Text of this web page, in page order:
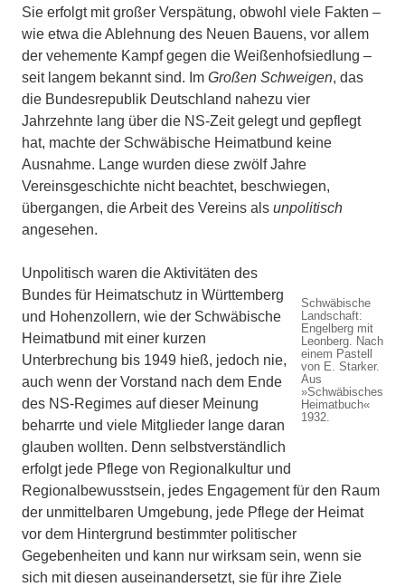
Sie erfolgt mit großer Verspätung, obwohl viele Fakten –
wie etwa die Ablehnung des Neuen Bauens, vor allem
der vehemente Kampf gegen die Weißenhofsiedlung –
seit langem bekannt sind. Im Großen Schweigen, das
die Bundesrepublik Deutschland nahezu vier
Jahrzehnte lang über die NS-Zeit gelegt und gepflegt
hat, machte der Schwäbische Heimatbund keine
Ausnahme. Lange wurden diese zwölf Jahre
Vereinsgeschichte nicht beachtet, beschwiegen,
übergangen, die Arbeit des Vereins als unpolitisch
angesehen.
Schwäbische
Landschaft:
Engelberg mit
Leonberg. Nach
einem Pastell
von E. Starker.
Aus
»Schwäbisches
Heimatbuch«
1932.
Unpolitisch waren die Aktivitäten des
Bundes für Heimatschutz in Württemberg
und Hohenzollern, wie der Schwäbische
Heimatbund mit einer kurzen
Unterbrechung bis 1949 hieß, jedoch nie,
auch wenn der Vorstand nach dem Ende
des NS-Regimes auf dieser Meinung
beharrte und viele Mitglieder lange daran
glauben wollten. Denn selbstverständlich
erfolgt jede Pflege von Regionalkultur und
Regionalbewusstsein, jedes Engagement für den Raum
der unmittelbaren Umgebung, jede Pflege der Heimat
vor dem Hintergrund bestimmter politischer
Gegebenheiten und kann nur wirksam sein, wenn sie
sich mit diesen auseinandersetzt, sie für ihre Ziele